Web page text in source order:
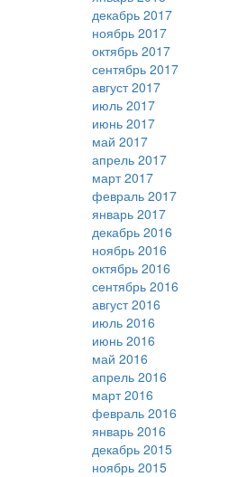
декабрь 2017
ноябрь 2017
октябрь 2017
сентябрь 2017
август 2017
июль 2017
июнь 2017
май 2017
апрель 2017
март 2017
февраль 2017
январь 2017
декабрь 2016
ноябрь 2016
октябрь 2016
сентябрь 2016
август 2016
июль 2016
июнь 2016
май 2016
апрель 2016
март 2016
февраль 2016
январь 2016
декабрь 2015
ноябрь 2015